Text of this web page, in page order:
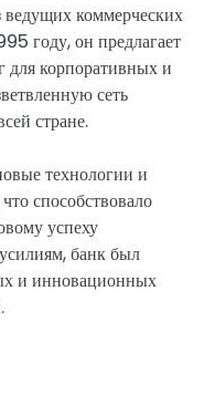
ведущих коммерческих
году, он предлагает
для корпоративных и
сеть
стране.
технологии и
способствовало
успеху
банк был
и инновационных